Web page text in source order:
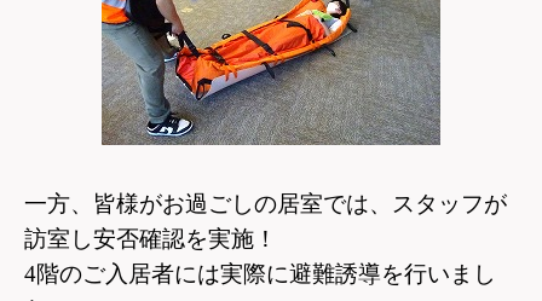
一方、皆様がお過ごしの居室では、スタッフが
訪室し安否確認を実施！
4階のご入居者には実際に避難誘導を行いまし